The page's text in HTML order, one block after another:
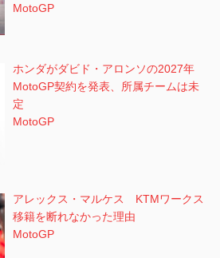
MotoGP
ホンダがダビド・アロンソの2027年
MotoGP契約を発表、所属チームは未
定
MotoGP
アレックス・マルケス KTMワークス
移籍を断れなかった理由
MotoGP